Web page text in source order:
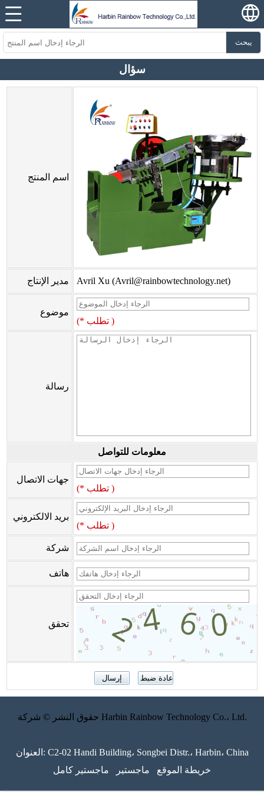
يبحث
سؤال
اسم المنتج
مدير الإنتاج Avril Xu (Avril@rainbowtechnology.net)
موضوع
(* تطلب )
رسالة
معلومات للتواصل
جهات الاتصال
(* تطلب )
بريد الالكتروني
(* تطلب )
شركة
هاتف
تحقق
حقوق النشر © شركة Harbin Rainbow Technology Co.، Ltd.
العنوان: C2-02 Handi Building، Songbei Distr.، Harbin، China
خريطة الموقع
ماجستير ماجستير كامل